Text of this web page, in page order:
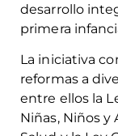
desarrollo
primera
La iniciativa
reformas a
entre ellos la
Niñas, Niños y